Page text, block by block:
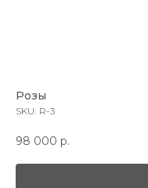
Розы
SKU: R-3
98 000 р.